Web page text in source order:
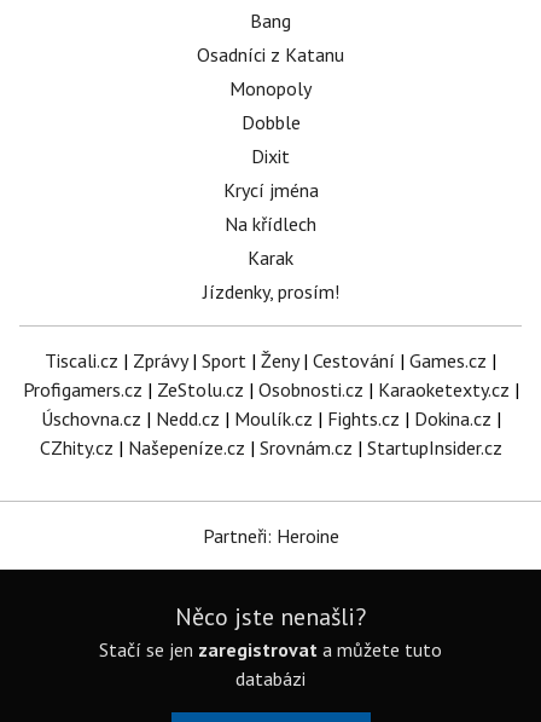
Bang
Osadníci z Katanu
Monopoly
Dobble
Dixit
Krycí jména
Na křídlech
Karak
Jízdenky, prosím!
Tiscali.cz | Zprávy| Sport | Ženy| Cestování | Games.cz |
Profigamers.cz | ZeStolu.cz | Osobnosti.cz | Karaoketexty.cz |
Úschovna.cz | Nedd.cz | Moulík.cz | Fights.cz | Dokina.cz |
CZhity.cz | Našepeníze.cz | Srovnám.cz | StartupInsider.cz
Partneři: Heroine
Něco jste nenašli?
Stačí se jen zaregistrovat a můžete tuto
databázi